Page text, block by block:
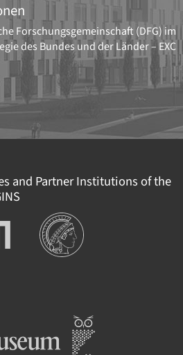
Forschungsgemeinschaft (DFG) im
des Bundes und der Länder – EXC
and Partner Institutions of the
Institutionen